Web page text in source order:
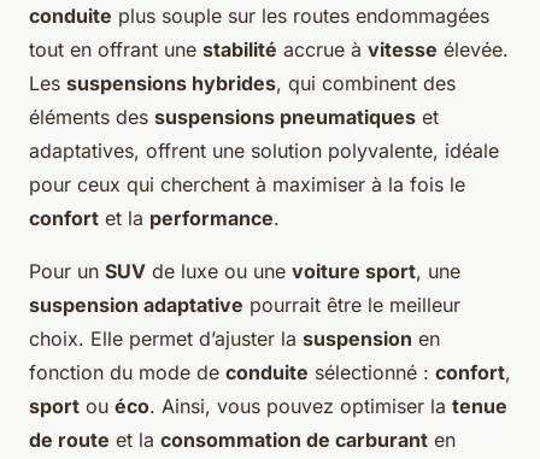
conduite plus souple sur les routes endommagées
tout en offrant une stabilité accrue à vitesse élevée.
Les suspensions hybrides, qui combinent des
éléments des suspensions pneumatiques et
adaptatives, offrent une solution polyvalente, idéale
pour ceux qui cherchent à maximiser à la fois le
confort et la performance.
Pour un SUV de luxe ou une voiture sport, une
suspension adaptative pourrait être le meilleur
choix. Elle permet d’ajuster la suspension en
fonction du mode de conduite sélectionné : confort,
sport ou éco. Ainsi, vous pouvez optimiser la tenue
de route et la consommation de carburant en